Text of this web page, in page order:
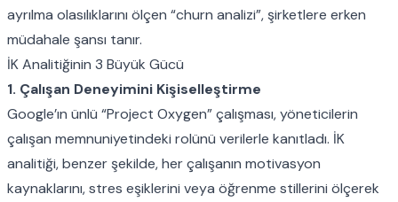
ayrılma olasılıklarını ölçen “churn analizi”, şirketlere erken
müdahale şansı tanır.
İK Analitiğinin 3 Büyük Gücü
1. Çalışan Deneyimini Kişiselleştirme
Google’ın ünlü “Project Oxygen” çalışması, yöneticilerin
çalışan memnuniyetindeki rolünü verilerle kanıtladı. İK
analitiği, benzer şekilde, her çalışanın motivasyon
kaynaklarını, stres eşiklerini veya öğrenme stillerini ölçerek